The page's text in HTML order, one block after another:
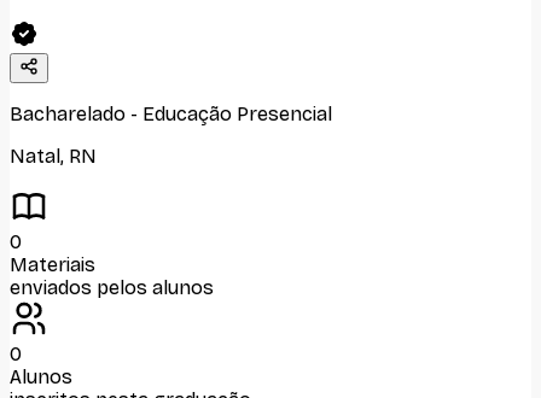
Bacharelado - Educação Presencial
Natal, RN
0
Materiais
enviados pelos alunos
0
Alunos